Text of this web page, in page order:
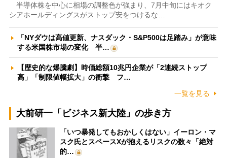
半導体株を中心に相場の調整色が強まり、7月中旬にはキオク
シアホールディングスがストップ安をつけるな…
「NYダウは高値更新、ナスダック・S&P500は足踏み」が意味
する米国株市場の変化 半…
【歴史的な爆騰劇】時価総額10兆円企業が「2連続ストップ
高」「制限値幅拡大」の衝撃 フ…
一覧を見る
大前研一「ビジネス新大陸」の歩き方
「いつ暴発してもおかしくはない」イーロン・マ
スク氏とスペースXが抱えるリスクの数々「絶対
的…